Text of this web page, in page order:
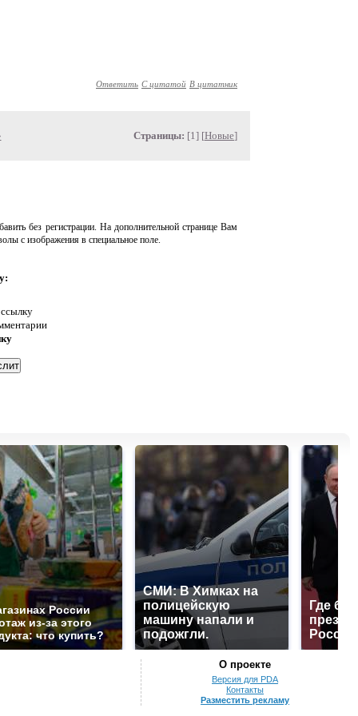
Ответить С цитатой В цитатник
Страницы: [1] [Новые]
без регистрации. На дополнительной странице Вам
с изображения в специальное поле.
России
из-за этого
что купить?
СМИ: В Химках на
полицейскую
машину напали и
подожгли.
Где
О проекте
Версия для PDA
Контакты
Разместить рекламу